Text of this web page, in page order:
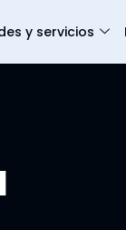
y servicios